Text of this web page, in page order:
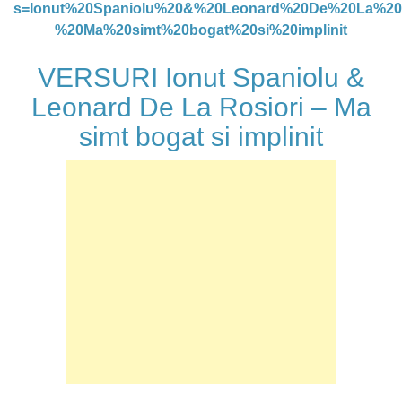
%20Ma%20simt%20bogat%20si%20implinit
VERSURI Ionut Spaniolu &
Leonard De La Rosiori – Ma
simt bogat si implinit